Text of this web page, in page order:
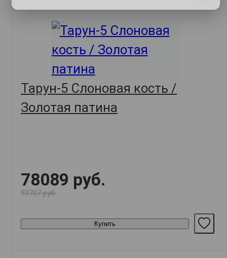
Тарун-5 Слоновая кость /
Золотая патина
78089 руб.
93707 руб.
Купить